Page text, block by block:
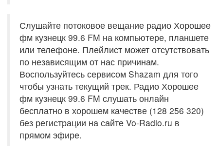
Слушайте потоковое вещание радио Хорошее
фм кузнецк 99.6 FM на компьютере, планшете
или телефоне. Плейлист может отсутствовать
по независящим от нас причинам.
Воспользуйтесь сервисом Shazam для того
чтобы узнать текущий трек. Радио Хорошее
фм кузнецк 99.6 FM слушать онлайн
бесплатно в хорошем качестве (128 256 320)
без регистрации на сайте Vo-Radio.ru в
прямом эфире.